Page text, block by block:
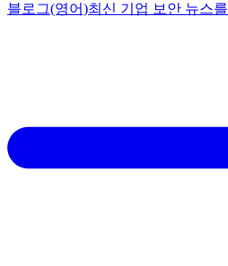
블로그(영어)최신 기업 보안 뉴스